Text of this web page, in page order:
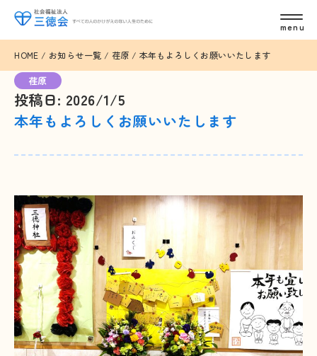
HOME / お知らせ一覧 / 荏原 / 本年もよろしくお願いいたします
荏原
投稿日: 2026/1/5
本年もよろしくお願いいたします